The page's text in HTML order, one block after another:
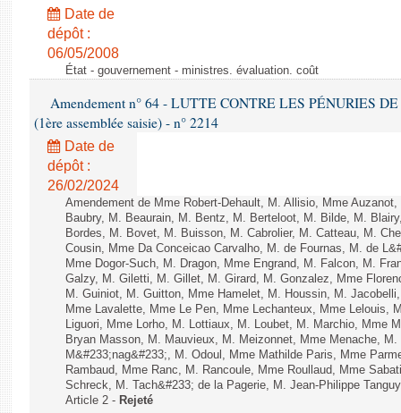
Date de
dépôt :
06/05/2008
État - gouvernement - ministres. évaluation. coût
Amendement n° 64 - LUTTE CONTRE LES PÉNURIES
(1ère assemblée saisie) - n° 2214
Date de
dépôt :
26/02/2024
Amendement de Mme Robert-Dehault, M. Allisio, Mme
Baubry, M. Beaurain, M. Bentz, M. Berteloot, M. Bilde, M.
Bordes, M. Bovet, M. Buisson, M. Cabrolier, M. Catteau, M.
Cousin, Mme Da Conceicao Carvalho, M. de Fournas, M. de
Mme Dogor-Such, M. Dragon, Mme Engrand, M. Falcon, M.
Galzy, M. Giletti, M. Gillet, M. Girard, M. Gonzalez, Mme
M. Guiniot, M. Guitton, Mme Hamelet, M. Houssin, M.
Mme Lavalette, Mme Le Pen, Mme Lechanteux, Mme Lelouis,
Liguori, Mme Lorho, M. Lottiaux, M. Loubet, M. Marchio, Mme
Bryan Masson, M. Mauvieux, M. Meizonnet, Mme Menache,
M&#233;nag&#233;, M. Odoul, Mme Mathilde Paris, Mme
Rambaud, Mme Ranc, M. Rancoule, Mme Roullaud, Mme
Schreck, M. Tach&#233; de la Pagerie, M. Jean-Philippe
Article 2 - Rejeté